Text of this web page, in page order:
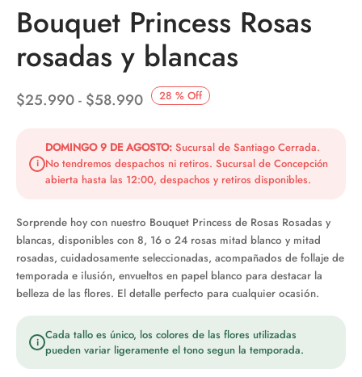
Bouquet Princess Rosas
rosadas y blancas
28 % Off
$25.990- $58.990Rango
precios:
desde
hasta
$58.990
i
DOMINGO 9 DE AGOSTO: Sucursal de Santiago Cerrada.
No tendremos despachos ni retiros. Sucursal de Concepción
abierta hasta las 12:00, despachos y retiros disponibles.
Sorprende hoy con nuestro Bouquet Princess de Rosas Rosadas y
blancas, disponibles con 8, 16 o 24 rosas mitad blanco y mitad
rosadas, cuidadosamente seleccionadas, acompañados de follaje de
temporada e ilusión, envueltos en papel blanco para destacar la
belleza de las flores. El detalle perfecto para cualquier ocasión.
i Cada tallo es único, los colores de las flores utilizadas
pueden variar ligeramente el tono segun la temporada.